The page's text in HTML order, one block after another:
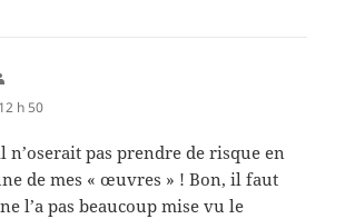
h 50
n’oserait pas prendre de risque en
de mes « œuvres » ! Bon, il faut
l’a pas beaucoup mise vu le